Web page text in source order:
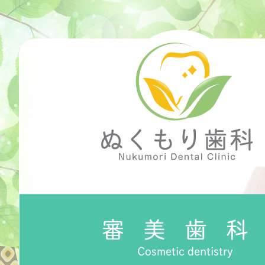
審美歯
Cosmetic dentistry